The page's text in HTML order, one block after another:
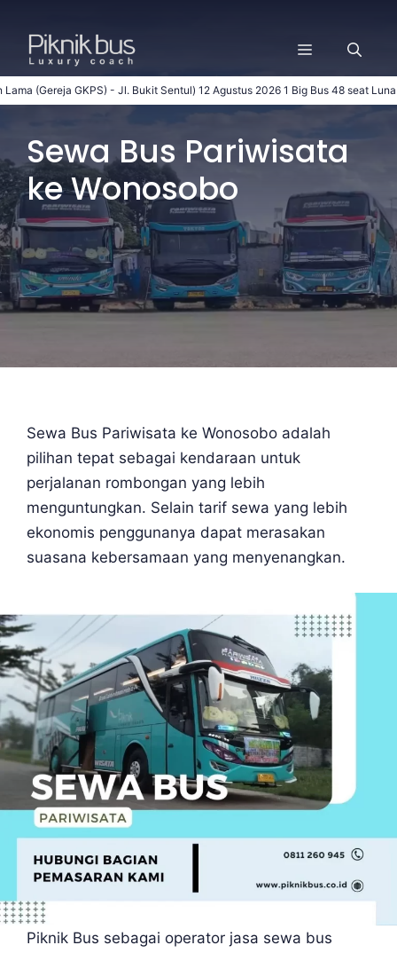
Menu
GKPS) - Jl. Bukit Sentul) 12 Agustus 2026 1Big Bus 48 seatLuna (Gedung
Sewa Bus Pariwisata
ke Wonosobo
Sewa Bus Pariwisata ke Wonosobo adalah
pilihan tepat sebagai kendaraan untuk
perjalanan rombongan yang lebih
menguntungkan. Selain tarif sewa yang lebih
ekonomis penggunanya dapat merasakan
suasana kebersamaan yang menyenangkan.
Piknik Bus sebagai operator jasa sewa bus